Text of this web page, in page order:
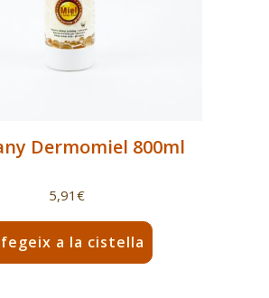
Dermomiel 800ml
5,91 €
a la cistella